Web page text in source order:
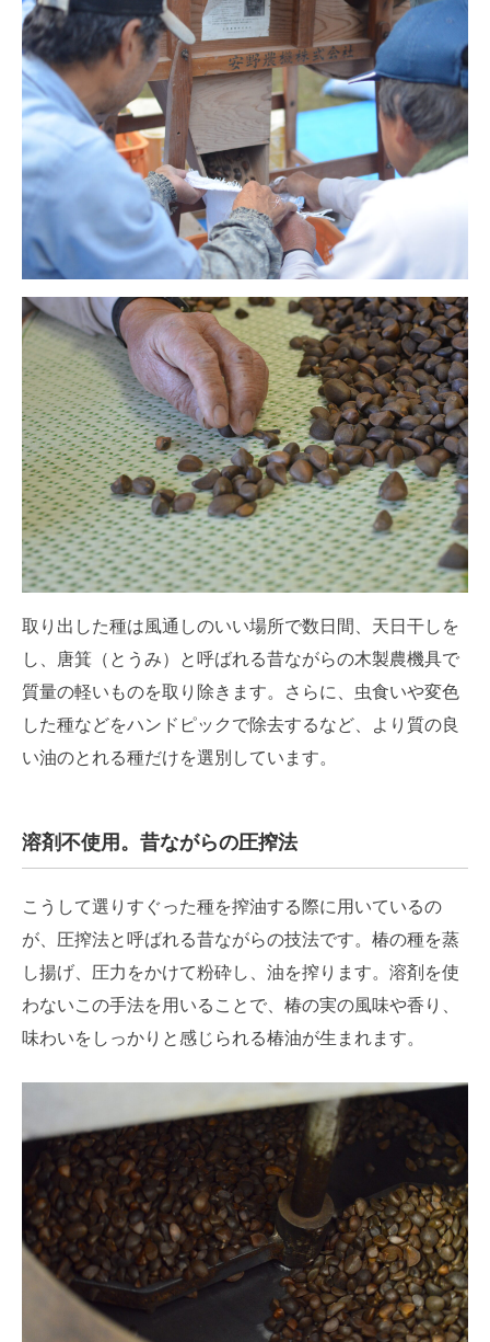
取り出した種は風通しのいい場所で数日間、天日干しを
し、唐箕（とうみ）と呼ばれる昔ながらの木製農機具で
質量の軽いものを取り除きます。さらに、虫食いや変色
した種などをハンドピックで除去するなど、より質の良
い油のとれる種だけを選別しています。
溶剤不使用。昔ながらの圧搾法
こうして選りすぐった種を搾油する際に用いているの
が、圧搾法と呼ばれる昔ながらの技法です。椿の種を蒸
し揚げ、圧力をかけて粉砕し、油を搾ります。溶剤を使
わないこの手法を用いることで、椿の実の風味や香り、
味わいをしっかりと感じられる椿油が生まれます。